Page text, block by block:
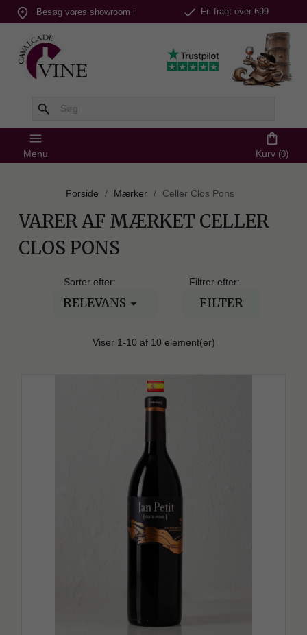
place Besøg vores showroom i
Silkeborg
check Fri fragt over 699
search
menu
Menu
shopping_bag
Kurv (0)
Forside Mærker Celler Clos Pons
VARER AF MÆRKET CELLER
CLOS PONS
Sorter efter:
RELEVANS 
Filtrer efter:
FILTER
Viser 1-10 af 10 element(er)